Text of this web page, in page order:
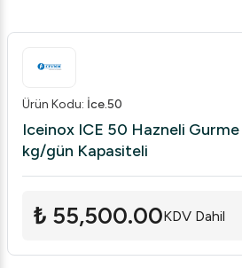
Ürün Kodu: İce.50
Iceinox ICE 50 Hazneli
kg/gün Kapasiteli
₺ 55,500.00KDV Dahil